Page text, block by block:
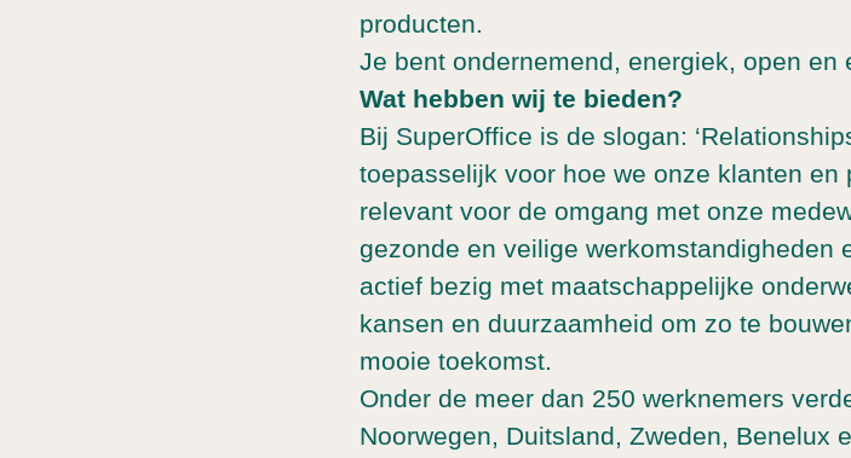
producten.
Je bent ondernemend, energiek, open en
Wat hebben wij te bieden?
Bij SuperOffice is de slogan:
toepasselijk voor hoe we onze klanten
relevant voor de omgang met onze
gezonde en veilige werkomstandigheden
actief bezig met maatschappelijke
kansen en duurzaamheid om zo te
mooie toekomst.
Onder de meer dan 250 werknemers
Noorwegen, Duitsland, Zweden, Benelux